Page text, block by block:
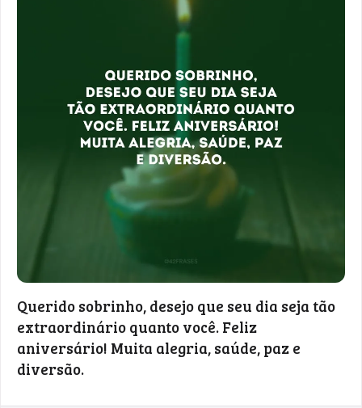
Querido sobrinho, desejo que seu dia seja tão
extraordinário quanto você. Feliz
aniversário! Muita alegria, saúde, paz e
diversão.